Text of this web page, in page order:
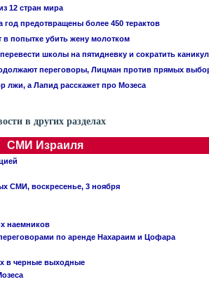
12 стран мира
предотвращены более 450 терактов
попытке убить жену молотком
школы на пятидневку и сократить
переговоры, Лицман против прямых
лжи, а Лапид расскажет про Мозеса
в других разделах
СМИ Израиля
СМИ, воскресенье, 3 ноября
наемников
по аренде Нахараим и Цофара
в черные выходные